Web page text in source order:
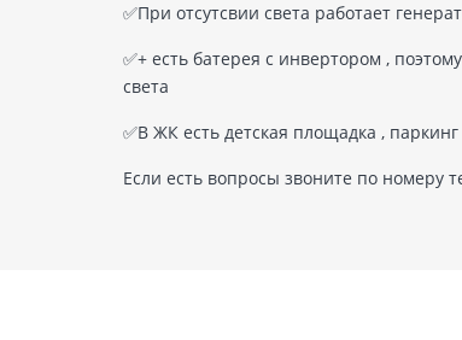
✅️При отсутсвии света работает
✅️+ есть батерея с инвертором ,
света
✅️В ЖК есть детская площадка , паркинг
Если есть вопросы звоните по номеру